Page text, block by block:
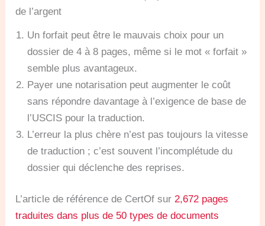
de l’argent
Un forfait peut être le mauvais choix pour un
dossier de 4 à 8 pages, même si le mot « forfait »
semble plus avantageux.
Payer une notarisation peut augmenter le coût
sans répondre davantage à l’exigence de base de
l’USCIS pour la traduction.
L’erreur la plus chère n’est pas toujours la vitesse
de traduction ; c’est souvent l’incomplétude du
dossier qui déclenche des reprises.
L’article de référence de CertOf sur2,672 pages
traduites dans plus de 50 types de documents